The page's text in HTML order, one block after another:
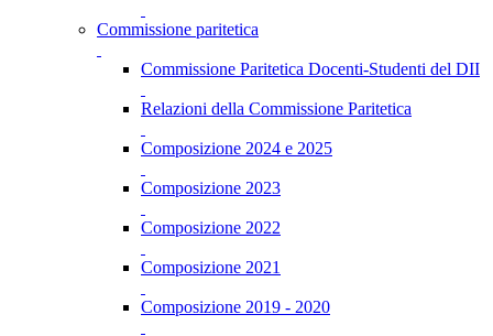
Commissione paritetica
Commissione Paritetica Docenti-Studenti del DII
Relazioni della Commissione Paritetica
Composizione 2024 e 2025
Composizione 2023
Composizione 2022
Composizione 2021
Composizione 2019 - 2020